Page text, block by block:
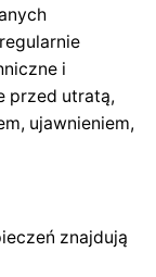
i
przed utratą,
ujawnieniem,
znajdują